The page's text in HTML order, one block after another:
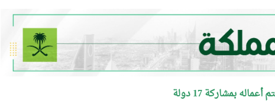
بمشاركة 17 دولة